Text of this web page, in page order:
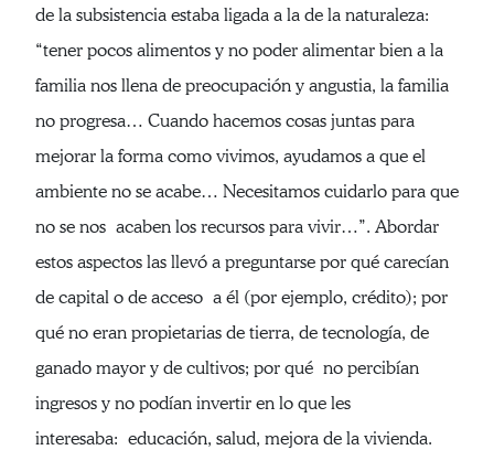
de la subsistencia estaba ligada a la de la naturaleza:
“tener pocos alimentos y no poder alimentar bien a la
familia nos llena de preocupación y angustia, la familia
no progresa… Cuando hacemos cosas juntas para
mejorar la forma como vivimos, ayudamos a que el
ambiente no se acabe… Necesitamos cuidarlo para que
no se nos acaben los recursos para vivir…”. Abordar
estos aspectos las llevó a preguntarse por qué carecían
de capital o de acceso a él (por ejemplo, crédito); por
qué no eran propietarias de tierra, de tecnología, de
ganado mayor y de cultivos; por qué no percibían
ingresos y no podían invertir en lo que les
interesaba: educación, salud, mejora de la vivienda.